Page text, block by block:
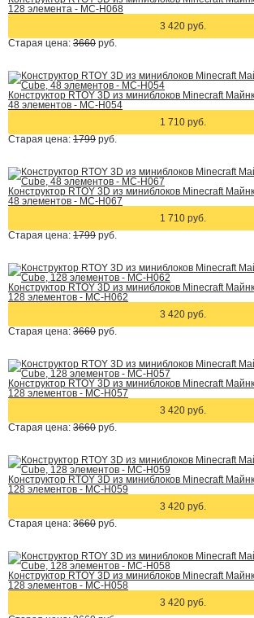
128 элемента - MC-H068
3 420 руб.
Старая цена: 3660 руб.
Конструктор RTOY 3D из миниблоков Minecraft
48 элементов - MC-H054
1 710 руб.
Старая цена: 1799 руб.
Конструктор RTOY 3D из миниблоков Minecraft
48 элементов - MC-H067
1 710 руб.
Старая цена: 1799 руб.
Конструктор RTOY 3D из миниблоков Minecraft
128 элементов - MC-H062
3 420 руб.
Старая цена: 3660 руб.
Конструктор RTOY 3D из миниблоков Minecraft
128 элементов - MC-H057
3 420 руб.
Старая цена: 3660 руб.
Конструктор RTOY 3D из миниблоков Minecraft
128 элементов - MC-H059
3 420 руб.
Старая цена: 3660 руб.
Конструктор RTOY 3D из миниблоков Minecraft
128 элементов - MC-H058
3 420 руб.